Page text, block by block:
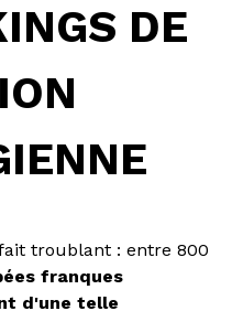
DE
troublant : entre 800
franques
d'une telle